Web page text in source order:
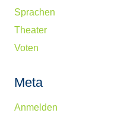
Sprachen
Theater
Voten
Meta
Anmelden